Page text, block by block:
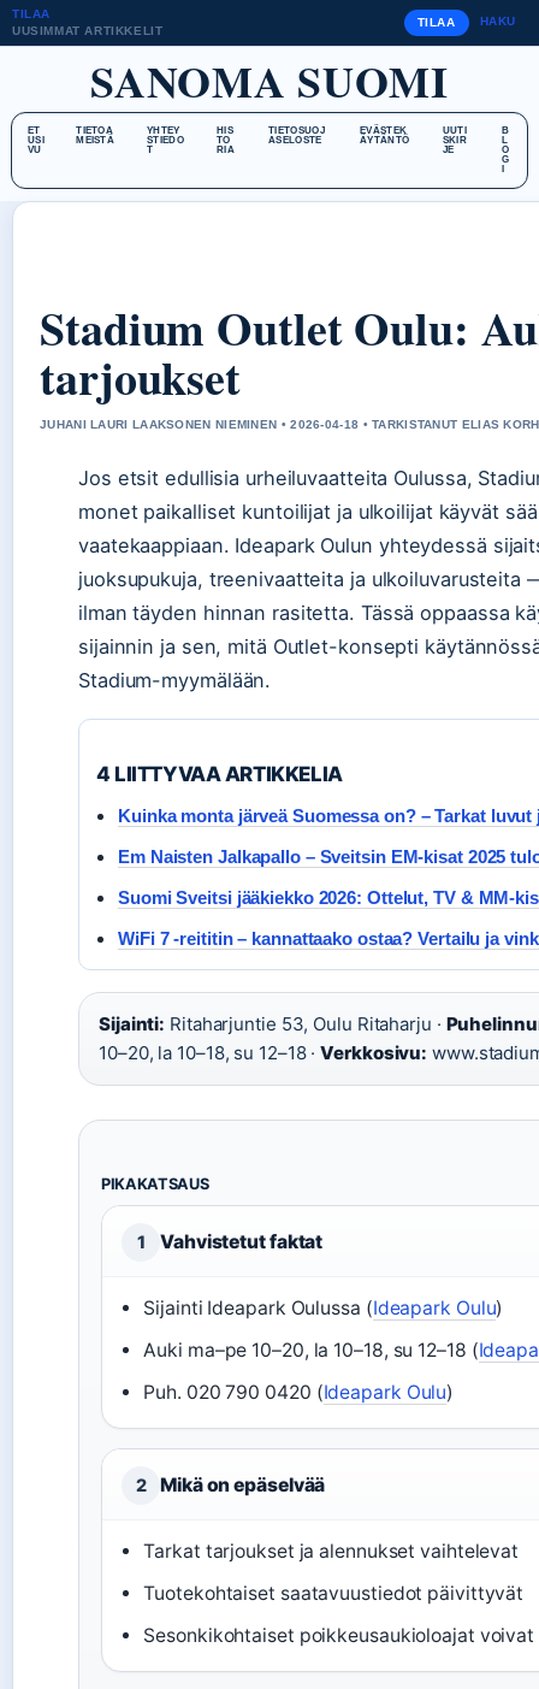
TILAA
UUSIMMAT ARTIKKELIT
TILAA HAKU
SANOMA SUOMI
ET
USI
VU
TIETOA
MEISTÄ
YHTEY
STIEDO
T
HIS
TO
RIA
TIETOSUOJ
ASELOSTE
EVÄSTEK
ÄYTÄNTÖ
UUTI
SKIR
JE
B
L
O
G
Stadium Outlet Oulu:
tarjoukset
JUHANI LAURI LAAKSONEN NIEMINEN • 2026-04-18 • TARKISTANUT ELIAS
Jos etsit edullisia urheiluvaatteita Oulussa,
monet paikalliset kuntoilijat ja ulkoilijat käyvät
vaatekaappiaan. Ideapark Oulun yhteydessä
juoksupukuja, treenivaatteita ja ulkoiluvarusteita
ilman täyden hinnan rasitetta. Tässä oppaassa
sijainnin ja sen, mitä Outlet-konsepti
Stadium-myymälään.
4 LIITTYVAA ARTIKKELIA
Kuinka monta järveä Suomessa on? – Tarkat luvut
Em Naisten Jalkapallo – Sveitsin EM-kisat 2025
Suomi Sveitsi jääkiekko 2026: Ottelut, TV & MM-
WiFi 7 -reititin – kannattaako ostaa? Vertailu ja
Sijainti: Ritaharjuntie 53, Oulu Ritaharju ·
10–20, la 10–18, su 12–18 ·Verkkosivu:
PIKAKATSAUS
1 Vahvistetut faktat
Sijainti Ideapark Oulussa (Ideapark Oulu)
Auki ma–pe 10–20, la 10–18, su 12–18 (
Puh. 020 790 0420 (Ideapark Oulu)
2 Mikä on epäselvää
Tarkat tarjoukset ja alennukset vaihtelevat
Tuotekohtaiset saatavuustiedot päivittyvät
Sesonkikohtaiset poikkeusaukioloajat